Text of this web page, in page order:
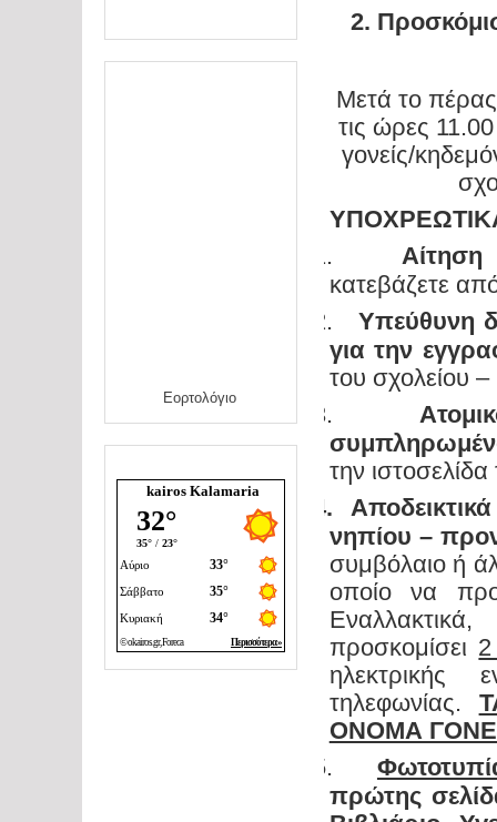
Εορτολόγιο
kairos Kalamaria
2.
Μετά το
τις ώρες
γονείς/
1.
Αίτηση
κατεβάζετε
2.
Υπεύθυνη
για την
του σχολείου
3.
την
4.
νηπίου –
συμβόλαιο ή
οποίο να
προσκομίσει 2
ηλεκτρικής
τηλεφωνίας.
ΟΝΟΜΑ
5.
πρώτης